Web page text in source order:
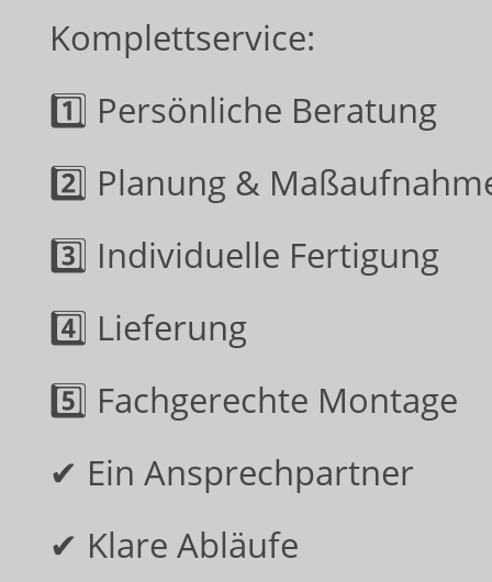
Komplettservice:
1️⃣ Persönliche Beratung
2️⃣ Planung &
3️⃣ Individuelle Fertigung
4️⃣ Lieferung
5️⃣ Fachgerechte Montage
✔ Ein Ansprechpartner
✔ Klare Abläufe